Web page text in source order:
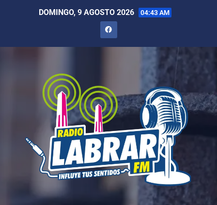
DOMINGO, 9 AGOSTO 2026 04:43 AM